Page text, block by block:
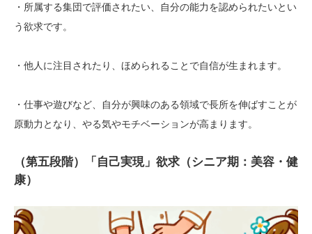
・所属する集団で評価されたい、自分の能力を認められたいとい
う欲求です。
・他人に注目されたり、ほめられることで自信が生まれます。
・仕事や遊びなど、自分が興味のある領域で長所を伸ばすことが
原動力となり、やる気やモチベーションが高まります。
（第五段階）「自己実現」欲求（シニア期：美容・健
康）